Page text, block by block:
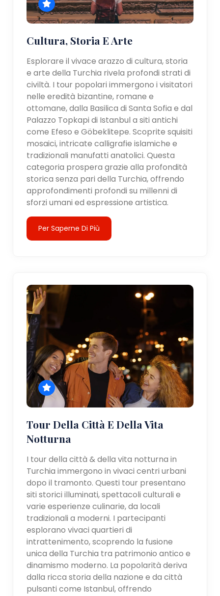
Cultura, Storia E Arte
Esplorare il vivace arazzo di cultura, storia
e arte della Turchia rivela profondi strati di
civiltà. I tour popolari immergono i visitatori
nelle eredità bizantine, romane e
ottomane, dalla Basilica di Santa Sofia e dal
Palazzo Topkapi di Istanbul a siti antichi
come Efeso e Göbeklitepe. Scoprite squisiti
mosaici, intricate calligrafie islamiche e
tradizionali manufatti anatolici. Questa
categoria prospera grazie alla profondità
storica senza pari della Turchia, offrendo
approfondimenti profondi su millenni di
sforzi umani ed espressione artistica.
Per Saperne Di Più
Tour Della Città E Della Vita
Notturna
I tour della città & della vita notturna in
Turchia immergono in vivaci centri urbani
dopo il tramonto. Questi tour presentano
siti storici illuminati, spettacoli culturali e
varie esperienze culinarie, da locali
tradizionali a moderni. I partecipanti
esplorano vivaci quartieri di
intrattenimento, scoprendo la fusione
unica della Turchia tra patrimonio antico e
dinamismo moderno. La popolarità deriva
dalla ricca storia della nazione e da città
pulsanti come Istanbul, offrendo